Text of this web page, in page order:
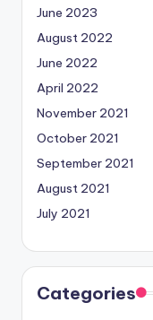
June 2023
August 2022
June 2022
April 2022
November 2021
October 2021
September 2021
August 2021
July 2021
Categories